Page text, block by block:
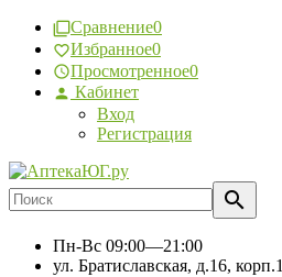
Сравнение0
Избранное0
Просмотренное0
Кабинет
Вход
Регистрация
Пн-Вс 09:00—21:00
ул. Братиславская, д.16, корп.1